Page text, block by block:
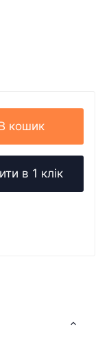
кошик
в 1 клік